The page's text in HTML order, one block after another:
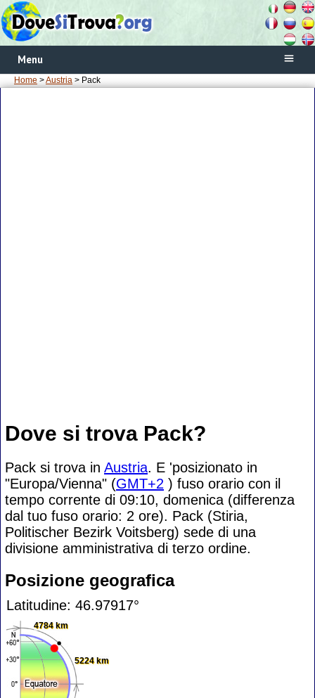
Menu
Home >Austria > Pack
Dove si trova Pack?
Pack si trova in Austria. E 'posizionato in
"Europa/Vienna" (GMT+2 ) fuso orario con il
tempo corrente di 09:10, domenica (differenza
dal tuo fuso orario: 2 ore). Pack (Stiria,
Politischer Bezirk Voitsberg) sede di una
divisione amministrativa di terzo ordine.
Posizione geografica
Latitudine: 46.97917°
4784 km
5224 km